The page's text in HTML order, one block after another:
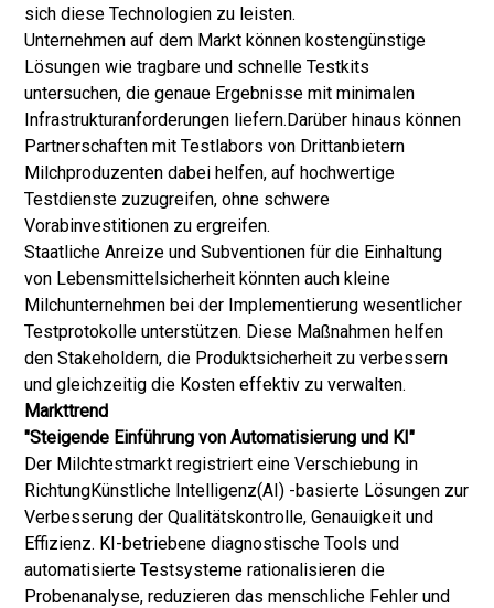
sich diese Technologien zu leisten.
Unternehmen auf dem Markt können kostengünstige
Lösungen wie tragbare und schnelle Testkits
untersuchen, die genaue Ergebnisse mit minimalen
Infrastrukturanforderungen liefern.Darüber hinaus können
Partnerschaften mit Testlabors von Drittanbietern
Milchproduzenten dabei helfen, auf hochwertige
Testdienste zuzugreifen, ohne schwere
Vorabinvestitionen zu ergreifen.
Staatliche Anreize und Subventionen für die Einhaltung
von Lebensmittelsicherheit könnten auch kleine
Milchunternehmen bei der Implementierung wesentlicher
Testprotokolle unterstützen. Diese Maßnahmen helfen
den Stakeholdern, die Produktsicherheit zu verbessern
und gleichzeitig die Kosten effektiv zu verwalten.
Markttrend
"Steigende Einführung von Automatisierung und KI"
Der Milchtestmarkt registriert eine Verschiebung in
RichtungKünstliche Intelligenz(AI) -basierte Lösungen zur
Verbesserung der Qualitätskontrolle, Genauigkeit und
Effizienz. KI-betriebene diagnostische Tools und
automatisierte Testsysteme rationalisieren die
Probenanalyse, reduzieren das menschliche Fehler und